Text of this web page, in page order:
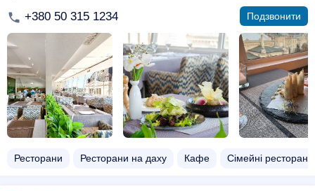
+380 50 315 1234 Подзвонити
Ресторани Ресторани на даху Кафе Сімейні ресторани